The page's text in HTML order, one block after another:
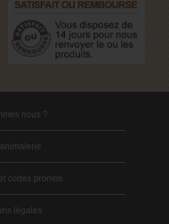
nous ?
codes promos
légales